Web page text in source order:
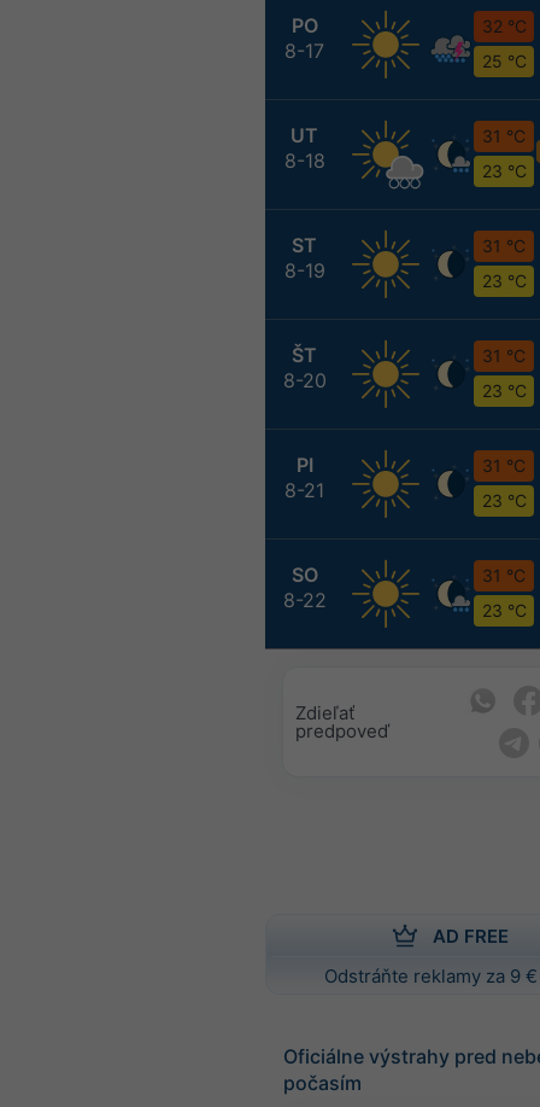
PO
8-17
32 °C
25 °C
UT
8-18
31 °C
23 °C
ST
8-19
31 °C
23 °C
ŠT
8-20
31 °C
23 °C
PI
8-21
31 °C
23 °C
SO
8-22
31 °C
23 °C
Zdieľať
predpoveď
AD FREE
Odstráňte reklamy za 9
Oficiálne výstrahy pred
počasím